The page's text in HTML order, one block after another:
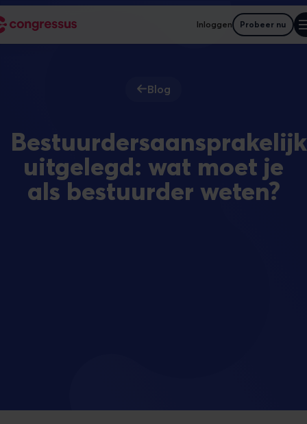
Inloggen Probeer nu
Blog
uitgelegd: wat moet je
als bestuurder weten?